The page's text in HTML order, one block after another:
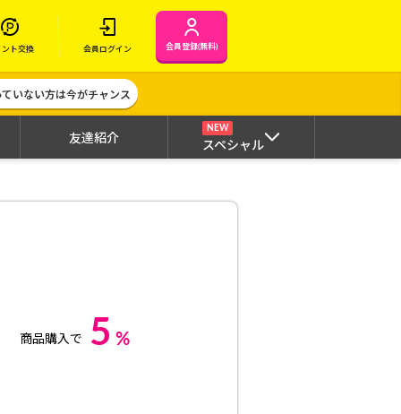
ント交換 会員ログイン 会員登録(無料)
いない方は今がチャンス
友達紹介
NEW
スペシャル
商品購入で 5 %